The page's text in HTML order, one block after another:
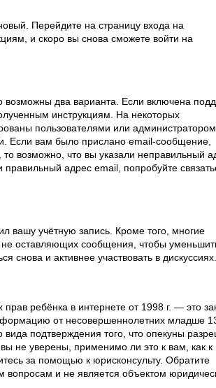
Перейдите на страницу входа на
и скоро вы снова сможете войти на
два варианта. Если включена
инструкциям. На некоторых
пользователями или
Если вам было прислано email-сообщение,
возможно, что вы указали неправильный
адрес email, попробуйте
вашу учётную запись. Кроме того, многие
оставляющих сообщения, чтобы
снова и активнее участвовать в дискуссиях.
ребёнка в интернете от 1998 г. — это
от несовершеннолетних младше
подтверждения того, что опекуны
не уверены, применимо ли это к вам, как к
за помощью к юрисконсульту. Обратите
и не является объектом